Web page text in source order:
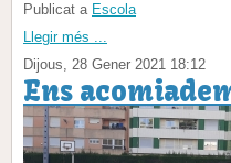
Publicat a Escola
Llegir més ...
Dijous, 28 Gener 2021 18:12
Ens